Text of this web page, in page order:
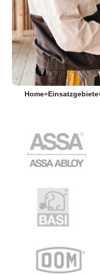
Home» Einsatzgebiete